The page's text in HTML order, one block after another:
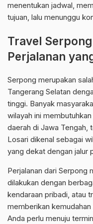
menentukan jadwal,
tujuan, lalu menunggu
Travel
Perjalanan
Serpong merupakan
Tangerang Selatan
tinggi. Banyak
wilayah ini
daerah di Jawa Tengah,
Losari dikenal sebagai
yang dekat dengan jalur
Perjalanan dari Serpong
dilakukan dengan
kendaraan pribadi, atau
memberikan
Anda perlu menuju